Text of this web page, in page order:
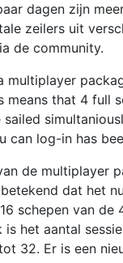
dagen zijn
zeilers uit
de community.
multiplayer
means that 4 full
sailed
can log-in has
de multiplayer
dat het
schepen van
is het aantal
32. Er is een